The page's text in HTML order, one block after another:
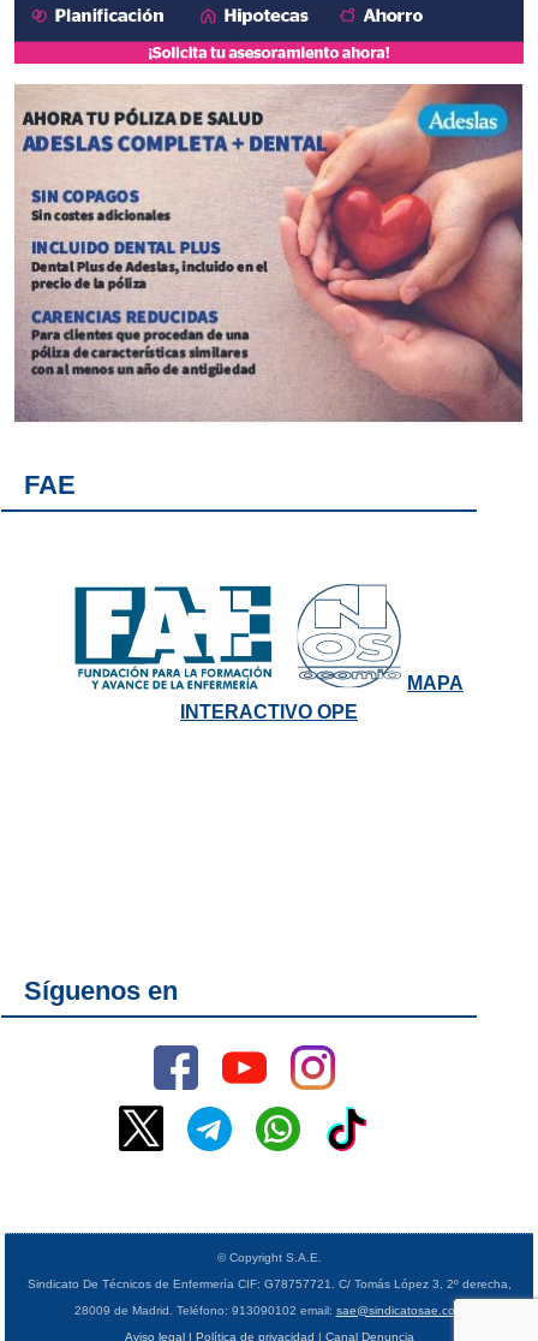
FAE
MAPA
INTERACTIVO OPE
Síguenos en
© Copyright S.A.E.
Sindicato De Técnicos de Enfermería CIF: G78757721. C/ Tomás López 3, 2º derecha,
28009 de Madrid. Teléfono: 913090102 email: sae@sindicatosae.com
Aviso legal | Política de privacidad | Canal Denuncia